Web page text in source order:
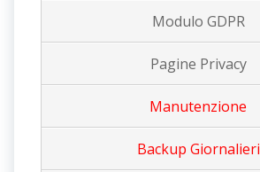
Modulo GDPR
Pagine Privacy
Manutenzione
Backup Giornalieri